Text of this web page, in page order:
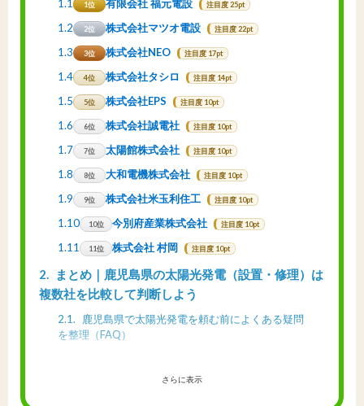
1.1 1位 有限会社 福元電設 注目度 25pt
1.2 2位 株式会社マツオ電設 注目度 22pt
1.3 3位 株式会社NEO 注目度 17pt
1.4 4位 株式会社タシロ 注目度 14pt
1.5 5位 株式会社EPS 注目度 10pt
1.6 6位 株式会社誠電社 注目度 10pt
1.7 7位 太陽館株式会社 注目度 10pt
1.8 8位 大和電機株式会社 注目度 10pt
1.9 9位 株式会社米玉利住工 注目度 10pt
1.10 10位 今別府産業株式会社 注目度 10pt
1.11 11位 株式会社 村岡 注目度 10pt
2
まとめ｜鹿児島県の太陽光発電（設置・修理）は
複数社を比較して判断しよう
2.1
鹿児島県で太陽光発電を頼む前によくある疑問
を整理（FAQ）
さらに表示